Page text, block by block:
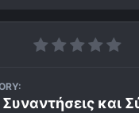
και